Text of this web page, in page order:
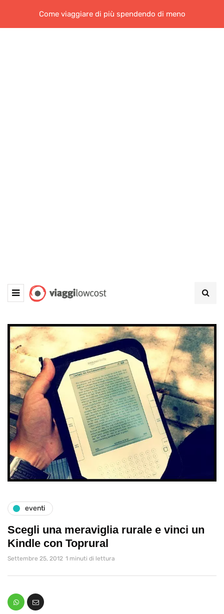
Come viaggiare di più spendendo di meno
eventi
Scegli una meraviglia rurale e vinci un
Kindle con Toprural
Settembre 25, 2012 1 minuti di lettura